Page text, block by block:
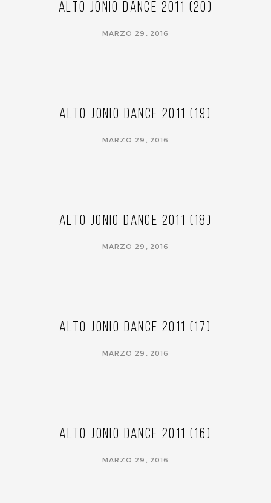
Alto Jonio Dance 2011 (20)
MARZO 29, 2016
Alto Jonio Dance 2011 (19)
MARZO 29, 2016
Alto Jonio Dance 2011 (18)
MARZO 29, 2016
Alto Jonio Dance 2011 (17)
MARZO 29, 2016
Alto Jonio Dance 2011 (16)
MARZO 29, 2016